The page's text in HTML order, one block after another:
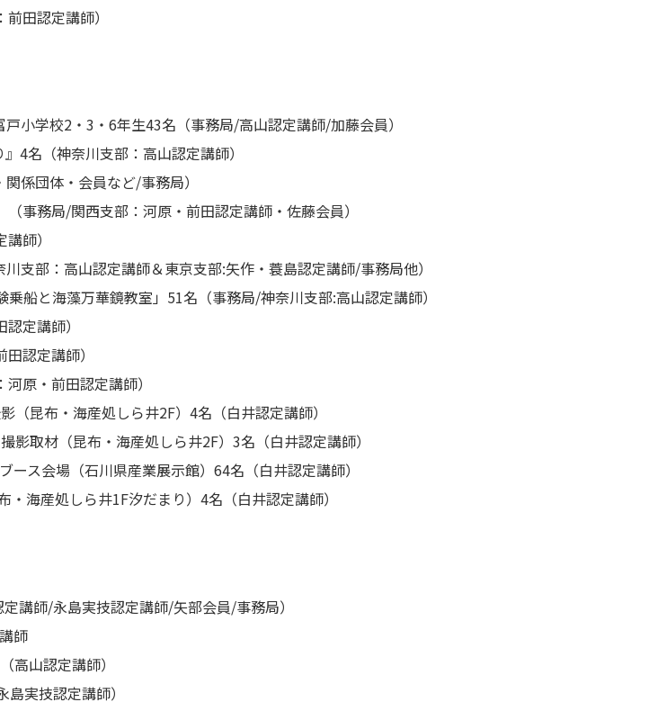
田認定講師）
学校2・3・6年生43名（事務局/高山認定講師/加藤会員）
4名（神奈川支部：高山認定講師）
係団体・会員など/事務局）
事務局/関西支部：河原・前田認定講師・佐藤会員）
師）
支部：高山認定講師＆東京支部:矢作・蓑島認定講師/事務局他）
船と海藻万華鏡教室」51名（事務局/神奈川支部:高山認定講師）
定講師）
認定講師）
原・前田認定講師）
昆布・海産処しら井2F）4名（白井認定講師）
取材（昆布・海産処しら井2F）3名（白井認定講師）
ス会場（石川県産業展示館）64名（白井認定講師）
海産処しら井1F汐だまり）4名（白井認定講師）
講師/永島実技認定講師/矢部会員/事務局）
師
高山認定講師）
実技認定講師）